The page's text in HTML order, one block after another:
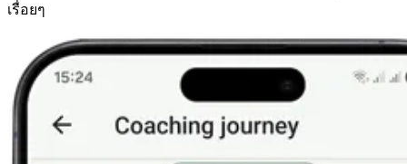
เรื่อยๆ